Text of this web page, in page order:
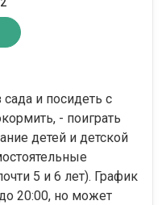
и посидеть с
- поиграть
детей и детской
5 и 6 лет). График
20:00, но может